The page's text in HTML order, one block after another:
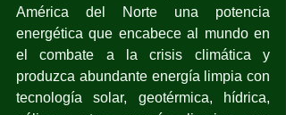
América del Norte una potencia
energética que encabece al mundo en
el combate a la crisis climática y
produzca abundante energía limpia con
tecnología solar, geotérmica, hídrica,